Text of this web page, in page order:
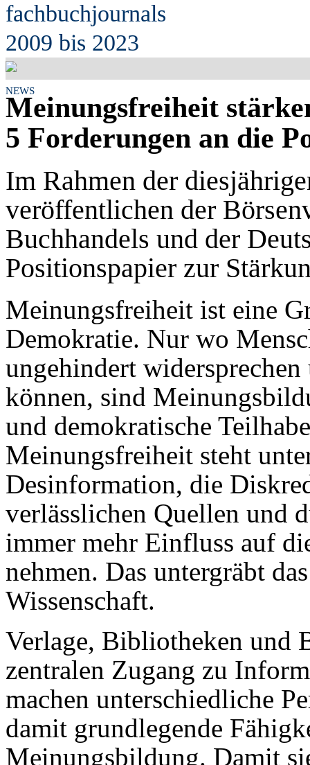
fachbuchjournals
2009 bis 2023
NEWS
Meinungsfreiheit
5 Forderungen an die
Im Rahmen der
veröffentlichen der
Buchhandels und der
Positionspapier zur
Meinungsfreiheit ist eine
Demokratie. Nur wo
ungehindert
können, sind
und demokratische
Meinungsfreiheit steht
Desinformation, die
verlässlichen Quellen und
immer mehr Einfluss auf
nehmen. Das untergräbt
Wissenschaft.
Verlage, Bibliotheken und
zentralen Zugang zu
machen unterschiedliche
damit grundlegende
Meinungsbildung. Damit